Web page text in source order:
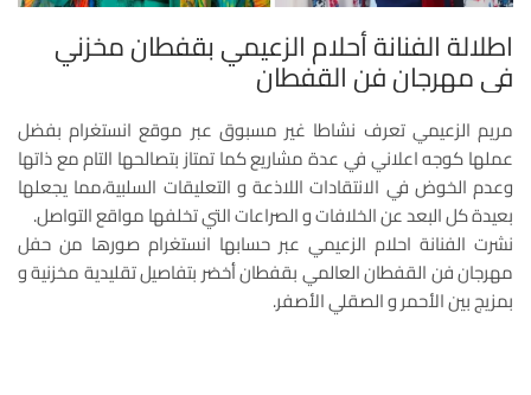
اطلالة الفنانة أحلام الزعيمي بقفطان مخزني
في مهرجان فن القفطان
مريم الزعيمي تعرف نشاطا غير مسبوق عبر موقع انستغرام بفضل
عملها كوجه اعلاني في عدة مشاريع كما تمتاز بتصالحها التام مع ذاتها
وعدم الخوض في الانتقادات اللاذعة و التعليقات السلبية،مما يجعلها
بعيدة كل البعد عن الخلافات و الصراعات التي تخلفها مواقع التواصل.
نشرت الفنانة احلام الزعيمي عبر حسابها انستغرام صورها من حفل
مهرجان فن القفطان العالمي بقفطان أخضر بتفاصيل تقليدية مخزنية و
بمزيج بين الأحمر و الصقلي الأصفر.